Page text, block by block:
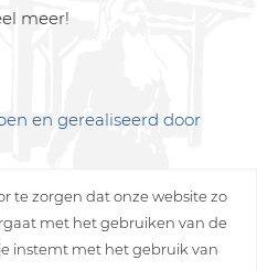
meer!
en gerealiseerd door
te zorgen dat onze website zo
met het gebruiken van de
instemt met het gebruik van